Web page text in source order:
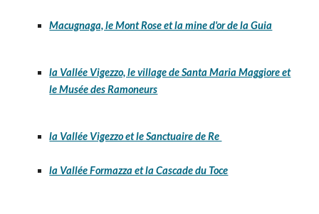
Macugnaga, le Mont Rose et la mine d'or de la Guia
la Vallée Vigezzo, le village de Santa Maria Maggiore et
le Musée des Ramoneurs
la Vallée Vigezzo et le Sanctuaire de Re
la Vallée Formazza et la Cascade du Toce